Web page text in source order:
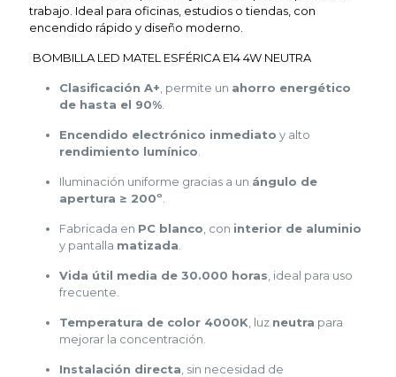
trabajo. Ideal para oficinas, estudios o tiendas, con
encendido rápido y diseño moderno.
BOMBILLA LED MATEL ESFÉRICA E14 4W NEUTRA
Clasificación A+ , permite un ahorro energético
de hasta el 90%.
Encendido electrónico inmediato y alto
rendimiento lumínico
Iluminación uniforme gracias a un ángulo de
apertura ≥ 200º
Fabricada en PC blanco , con interior de aluminio
y pantalla matizada
Vida útil media de 30.000 horas , ideal para uso
frecuente.
Temperatura de color 4000K , luz neutra para
mejorar la concentración.
Instalación directa , sin necesidad de